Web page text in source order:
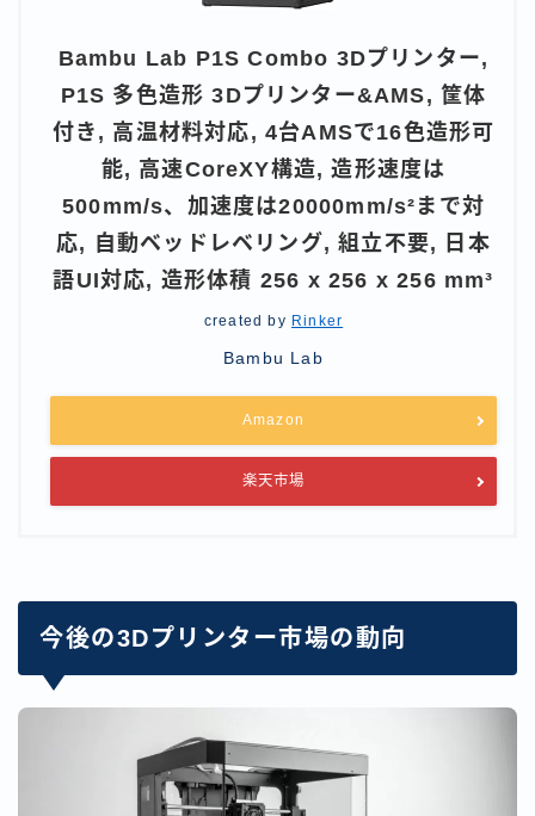
Bambu Lab P1S Combo 3Dプリンター,
P1S 多色造形 3Dプリンター&AMS, 筐体
付き, 高温材料対応, 4台AMSで16色造形可
能, 高速CoreXY構造, 造形速度は
500mm/s、加速度は20000mm/s²まで対
応, 自動ベッドレベリング, 組立不要, 日本
語UI対応, 造形体積 256 x 256 x 256 mm³
created by Rinker
Bambu Lab
Amazon
楽天市場
今後の3Dプリンター市場の動向